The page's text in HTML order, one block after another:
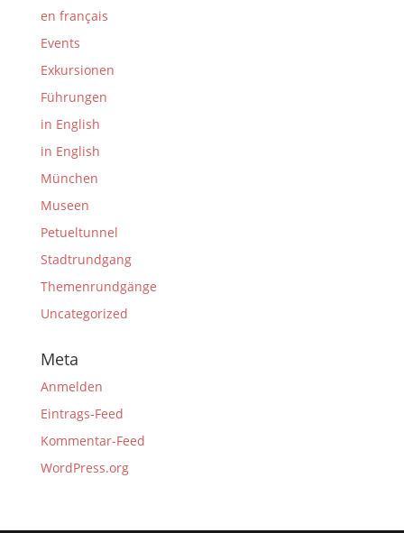
en français
Events
Exkursionen
Führungen
in English
in English
München
Museen
Petueltunnel
Stadtrundgang
Themenrundgänge
Uncategorized
Meta
Anmelden
Eintrags-Feed
Kommentar-Feed
WordPress.org